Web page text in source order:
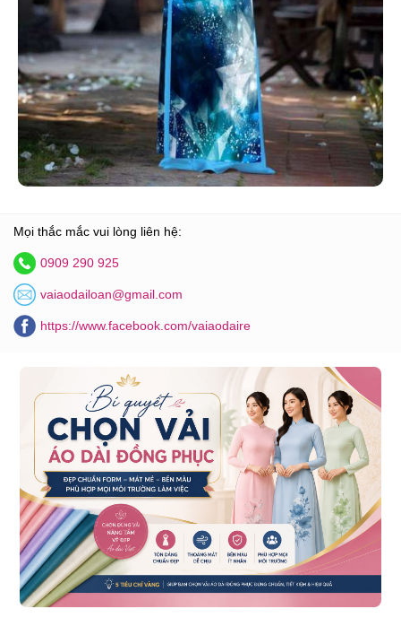
Mọi thắc mắc vui lòng liên hệ:
0909 290 925
vaiaodailoan@gmail.com
https://www.facebook.com/vaiaodaire